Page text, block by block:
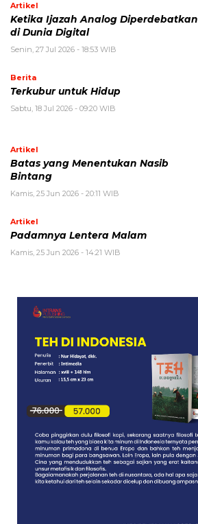
Artikel
Ketika Ijazah Analog Diperdebatkan
di Dunia Digital
Senin, 27 Jul 2026 - 18:53 WIB
Berita
Terkubur untuk Hidup
Sabtu, 18 Jul 2026 - 09:20 WIB
Artikel
Batas yang Menentukan Nasib
Bintang
Kamis, 25 Jun 2026 - 20:11 WIB
Artikel
Padamnya Lentera Malam
Kamis, 25 Jun 2026 - 14:21 WIB